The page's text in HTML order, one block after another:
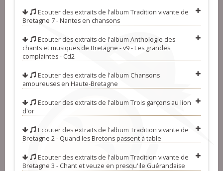
(Oona Hudin et Alan Vallée)
09-Les pommes de terre (Janig
Guillou et Hervé Dréan)
11-Le rata (Martine Lehuédé, Ronan
Patrick Couton)
13-Garçon Sans-souci (Mathieu
Hamon)
14-Les filles de Talenson (Jean-Félix
Hautbois, Damien Tatard, Tangye
Pacault et David Bourdeau)
15-Là-haut sur la montagne (Sylvain
Girault et François Robin)
16-La cuisiniere du moulin à vent
Boissard)
(Nolwenn Le Dissez, Rachel
18-O muscadet ! (Jean-Louis
Ecouter des extraits de l'album Tradition vivante de
Bretagne 7 - Nantes en chansons
Ecouter des extraits de l'album Anthologie des
chants et musiques de Bretagne - v9 - Les grandes
complaintes - Cd2
Ecouter des extraits de l'album Chansons
amoureuses en Haute-Bretagne
Ecouter des extraits de l'album Trois garçons au lion
d'or
Ecouter des extraits de l'album Tradition vivante de
Bretagne 2 - Quand les Bretons passent à table
Ecouter des extraits de l'album Tradition vivante de
Bretagne 3 - Chant et veuze en presqu'ile Guérandaise